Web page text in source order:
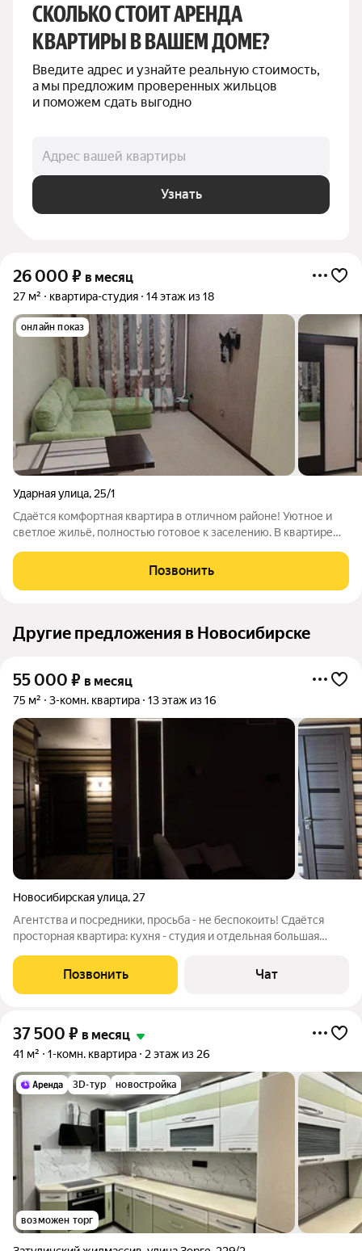
СКОЛЬКО СТОИТ АРЕНДА
КВАРТИРЫ В ВАШЕМ ДОМЕ?
Введите адрес и узнайте реальную стоимость,
а мы предложим проверенных жильцов
и поможем сдать выгодно
Адрес вашей квартиры
Узнать
26 000 ₽ в месяц
27 м² квартира-студия 14 этаж из 18
онлайн показ
Ударная улица, 25/1
Сдаётся комфортная квартира в отличном районе! Уютное и
светлое жильё, полностью готовое к заселению. В квартире
мебель, техника и функциональная планировка. Приглашаем к
просмотру! Арт. 133293671
Позвонить
Другие предложения в Новосибирске
55 000 ₽ в месяц
75 м² 3-комн. квартира 13 этаж из 16
Новосибирская улица, 27
Агентства и посредники, просьба - не беспокоить! Сдаётся
просторная квартира: кухня - студия и отдельная большая
Квартира полностью готова к проживанию, уютили для себя с
любовью, сейчас сами в
Позвонить Чат
37 500 ₽ в месяц
41 м² 1-комн. квартира 2 этаж из 26
3D-тур новостройка
возможен торг